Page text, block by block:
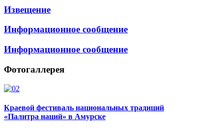
Извещение
Информационное сообщение
Информационное сообщение
Фотогаллерея
Краевой фестиваль национальных традиций
«Палитра наций» в Амурске